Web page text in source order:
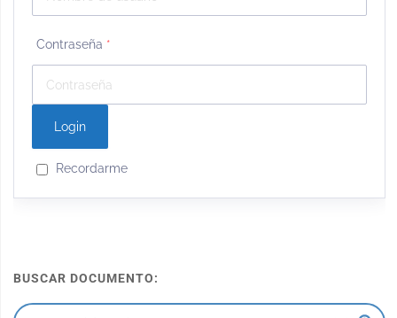
Contraseña *
Recordarme
BUSCAR DOCUMENTO: